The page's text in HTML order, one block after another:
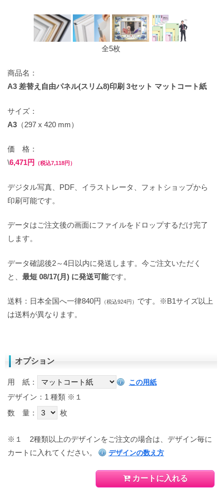
全5枚
商品名：
A3 差替え自由パネル(スリム8)印刷 3セット マットコート紙
サイズ：
A3 （297 x 420 mm）
価 格：
\6,471円 （税込7,118円）
デジタル写真、PDF、イラストレータ、フォトショップから
印刷可能です。
データはご注文後の画面にファイルをドロップするだけ完了
します。
データ確認後2～4日以内に発送します。今ご注文いただく
と、 最短 08/17(月) に発送可能です。
送料：日本全国へ一律840円 （税込924円） です。※B1サイズ以上
は送料が異なります。
オプション
用 紙： この用紙
デザイン：1 種類 ※１
数 量：
枚
※１
2種類以上のデザインをご注文の場合は、デザイン毎に
カートに入れてください。
デザインの数え方
カートに入れる